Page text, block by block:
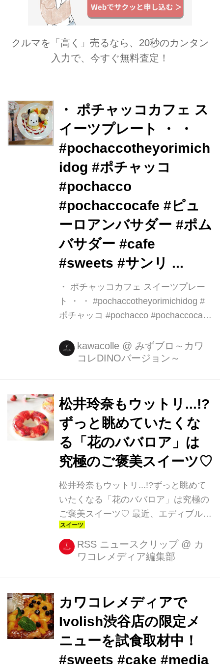
クルマを「高く」売るなら、20秒のカンタン
入力で、今すぐ無料査定！
・ ポチャッコカフェ ス
イーツプレート ・ ・
#pochaccotheyorimich
idog #ポチャッコ
#pochacco
#pochaccocafe #ピュ
ーロアンバサダー #ポム
バサダー #cafe
#sweets #サンリ ...
・ ポチャッコカフェ スイーツプレー
ト ・ ・ #pochaccotheyorimichidog #
ポチャッコ #pochacco #pochaccocafe
#cafe #sweets #サンリ ...
kawacolle @ みずブロ～カワ
コレDINOバージョン～
松井玲奈もウットリ...!?
ずっと眺めていたくな
る「花のババロア」は
究極のご褒美スイーツ♡
松井玲奈もウットリ...!?ずっと眺めて
いたくなる「花のババロア」は究極の
ご褒美スイーツ♡ 最近、エディブルフ
ラワーが使われたスイーツや料理を目
にする機会が増えましたが、その先駆
けともいえる“フラワーババロア”を手
ち』等で活躍中の松井玲奈さんもイン
スタで、同店のスイーツを紹介してい
ます。 おはなのばばろあ #sweets
#flower 松井玲奈さん(@renamatui27)
がシェアした投稿 - 2016 5月 17 5:20
RSS ニュースクリップ @ カ
ワコレメディア編集部
カワコレメディアで
Ivolish渋谷店の限定メ
ニューを試食取材中！
#sweets #cake #media